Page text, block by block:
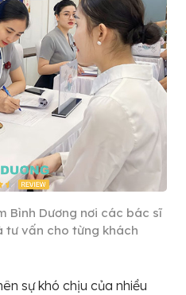
Bình Dương nơi các bác sĩ
vấn cho từng khách
sự khó chịu của nhiều